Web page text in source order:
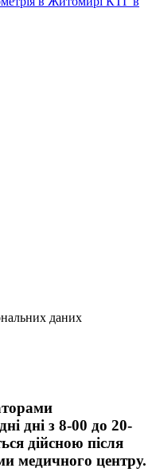
даних
дні з 8-00 до 20-
дійсною після
медичного центру.